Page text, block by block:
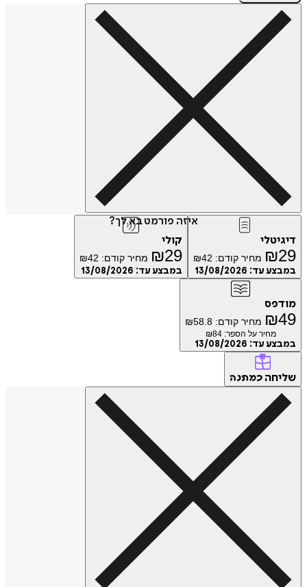
איזה פורמט בא לך?
₪ מחיר קודם: ₪42
עד:13/08/2026
₪ 29 מחיר קודם: ₪42
במבצע עד:13/08/2026
₪ מחיר קודם: ₪58.8
מחיר על הספר: ₪84
עד:13/08/2026
כמתנה